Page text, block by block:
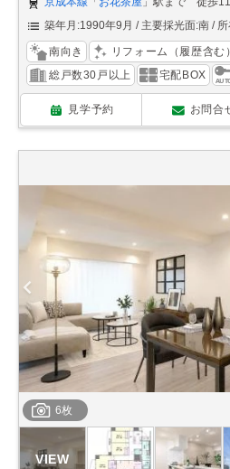
築年月:1990年9月
主要採光面:南
南向き リフォーム（履歴含む）
総戸数30戸以上
宅配BOX
見学予約 お問合
6枚